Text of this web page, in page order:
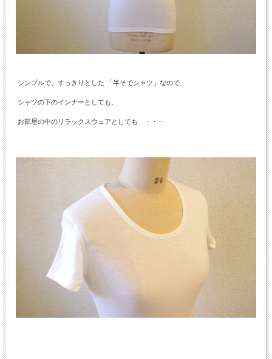
シンプルで、すっきりとした 「半そでシャツ」なので
シャツの下のインナーとしても、
お部屋の中のリラックスウェアとしても ・・・